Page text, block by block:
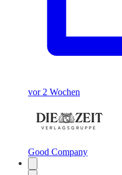
vor 2 Wochen
Good Company